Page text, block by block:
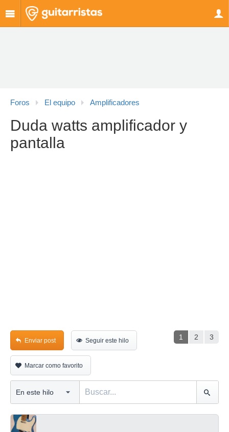
Foros El equipo Amplificadores
Duda watts amplificador y
pantalla
1 2 3
Enviar post Seguir este hilo
Marcar como favorito